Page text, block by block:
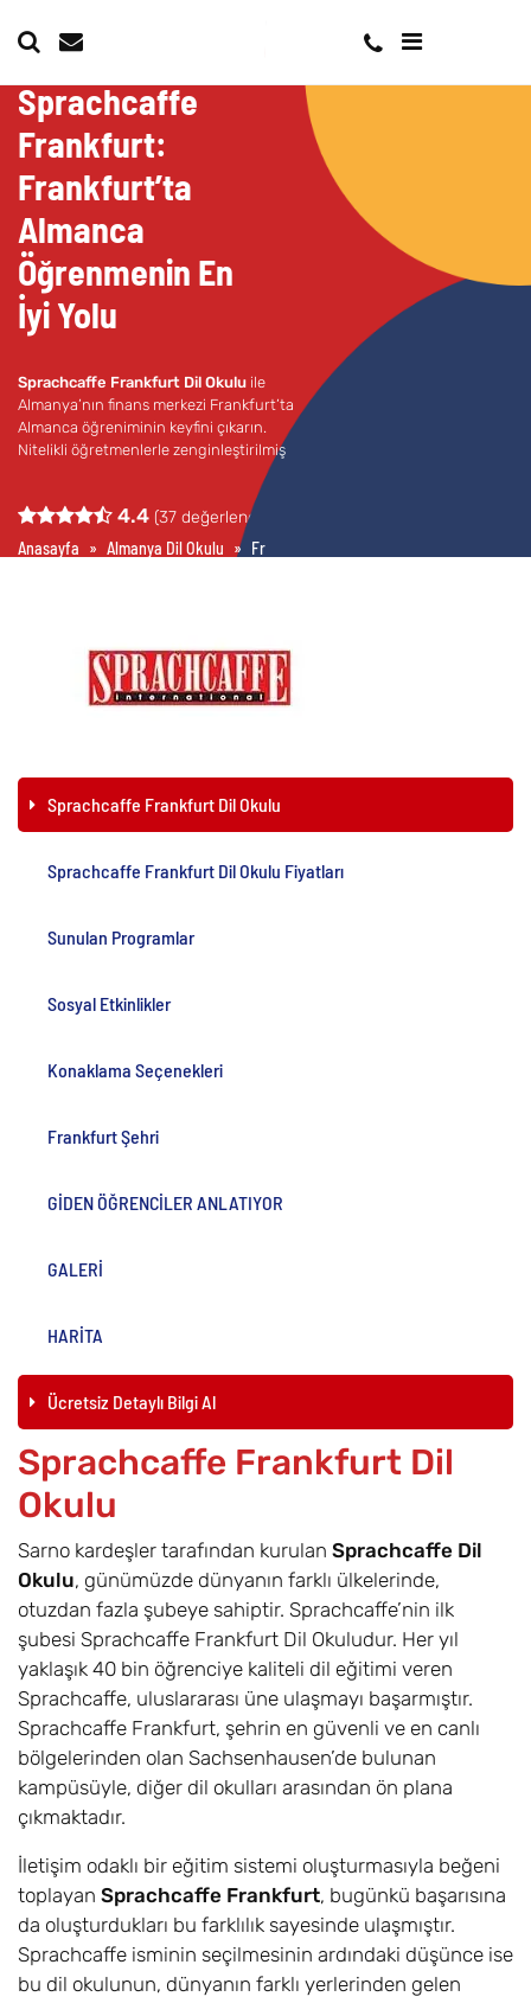
Sprachcaffe
Frankfurt:
Frankfurt’ta
Almanca
Öğrenmenin En
İyi Yolu
Sprachcaffe Frankfurt Dil Okulu ile
Almanya’nın finans merkezi Frankfurt’ta
Almanca öğreniminin keyfini çıkarın.
Nitelikli öğretmenlerle zenginleştirilmiş
eğitim programlarımızla dil becerilerinizi
4.4 (37 değerlendirme)
Anasayfa » Almanya Dil Okulu » Frankfurt Dil Okulları
Sprachcaffe Frankfurt Dil Okulu
Sprachcaffe Frankfurt Dil Okulu Fiyatları
Sunulan Programlar
Sosyal Etkinlikler
Konaklama Seçenekleri
Frankfurt Şehri
GİDEN ÖĞRENCİLER ANLATIYOR
GALERİ
HARİTA
Ücretsiz Detaylı Bilgi Al
Sprachcaffe Frankfurt Dil
Okulu
Sarno kardeşler tarafından kurulan Sprachcaffe Dil
Okulu, günümüzde dünyanın farklı ülkelerinde,
otuzdan fazla şubeye sahiptir. Sprachcaffe’nin ilk
şubesi Sprachcaffe Frankfurt Dil Okuludur. Her yıl
yaklaşık 40 bin öğrenciye kaliteli dil eğitimi veren
Sprachcaffe, uluslararası üne ulaşmayı başarmıştır.
Sprachcaffe Frankfurt, şehrin en güvenli ve en canlı
bölgelerinden olan Sachsenhausen’de bulunan
kampüsüyle, diğer dil okulları arasından ön plana
çıkmaktadır.
İletişim odaklı bir eğitim sistemi oluşturmasıyla beğeni
toplayan Sprachcaffe Frankfurt, bugünkü başarısına
da oluşturdukları bu farklılık sayesinde ulaşmıştır.
Sprachcaffe isminin seçilmesinin ardındaki düşünce ise
bu dil okulunun, dünyanın farklı yerlerinden gelen